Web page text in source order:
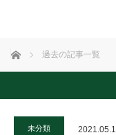
ホーム 過去の記事一覧
未分類 2021.05.1